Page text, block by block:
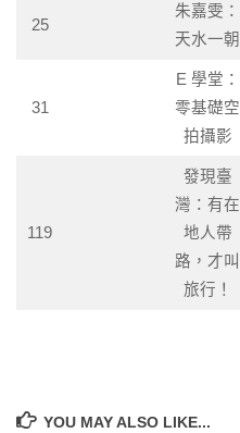
25
朱嘉雯：
天水一朝
31
E 學堂：
零基礎空
拍攝影
119
發現臺
灣：有在
地人帶
路，才叫
旅行！
YOU MAY ALSO LIKE...